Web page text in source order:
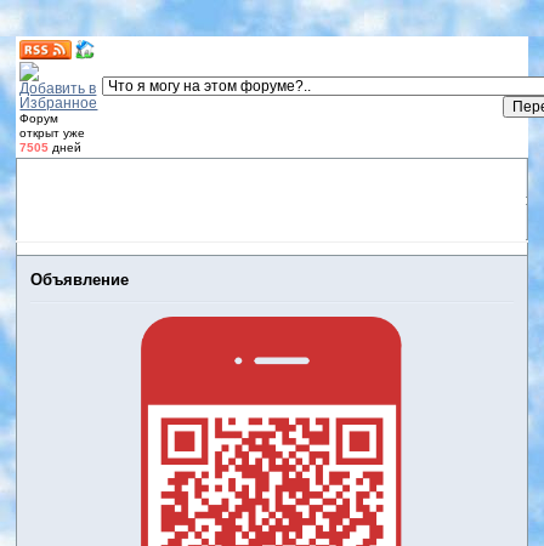
Форум
открыт уже
7505 дней
Объявление